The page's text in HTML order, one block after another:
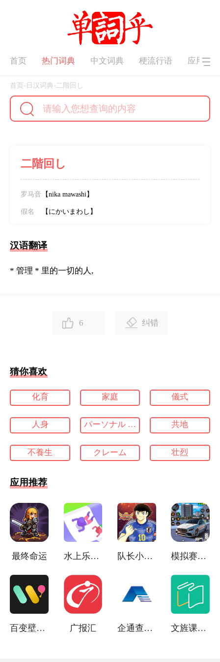
首页 热门词典 中文词典 梗流行语 应用下
首页- 日汉词典-二階回し
二階回し
罗马音 【nika mawashi】
假名 【にかいまわし】
汉语翻译
* 管理 * 里的一切的人,
6 纠错
猜你喜欢
化育 家庭 儀式
人身 パーソナル コンピューター 共地
不養生 クレーム 壮烈
应用推荐
最终命运 水上乐园大乱斗 队长小翼梦之队 模拟赛车极限狂飙
百变壁纸软件 广报汇 企通查办公 文旌课堂教学平台 v3.7.7